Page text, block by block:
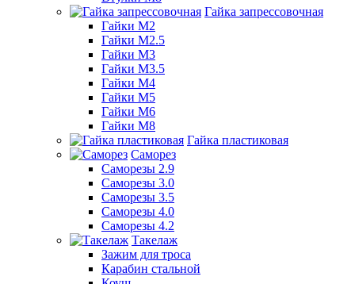
Гайка запрессовочная
Гайки М2
Гайки М2.5
Гайки М3
Гайки М3.5
Гайки М4
Гайки М5
Гайки М6
Гайки М8
Гайка пластиковая
Саморез
Саморезы 2.9
Саморезы 3.0
Саморезы 3.5
Саморезы 4.0
Саморезы 4.2
Такелаж
Зажим для троса
Карабин стальной